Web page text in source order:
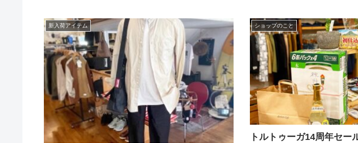
新入荷アイテム ショップのこと
トルトゥーガ14周年セー